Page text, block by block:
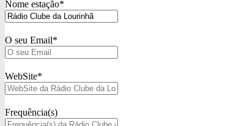
Nome estação*
O seu Email*
WebSite*
Frequência(s)